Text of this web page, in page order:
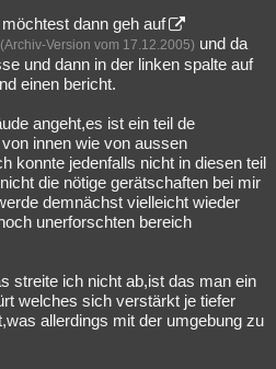
dann geh auf
(Archiv-Version vom 17.12.2005) und da
und dann in der linken spalte auf
einen bericht.
angeht,es ist ein teil de
innen wie von aussen
konnte jedenfalls nicht in diesen teil
die nötige gerätschaften bei mir
demnächst vielleicht wieder
unerforschten bereich
streite ich nicht ab,ist das man ein
welches sich verstärkt je tiefer
allerdings mit der umgebung zu